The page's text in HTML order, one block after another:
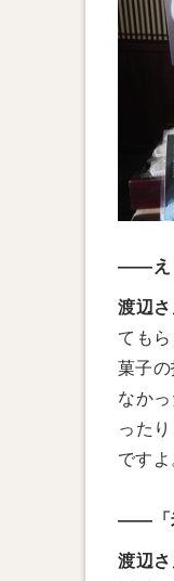
——え
渡辺
ても
菓子
なか
った
です
——「
渡辺